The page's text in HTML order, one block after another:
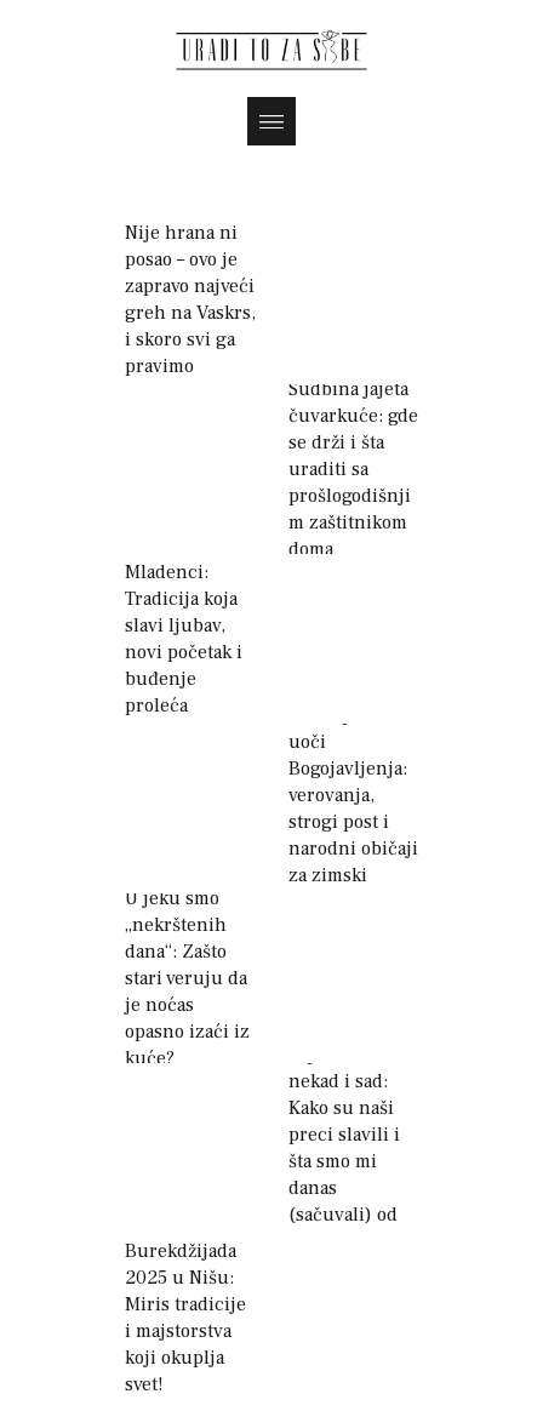
Nije hrana ni
posao – ovo je
zapravo najveći
greh na Vaskrs,
i skoro svi ga
pravimo
Sudbina jajeta
čuvarkuće: gde
se drži i šta
uraditi sa
prošlogodišnji
m zaštitnikom
doma
Mladenci:
Tradicija koja
slavi ljubav,
novi početak i
buđenje
proleća
uoči
Bogojavljenja:
verovanja,
strogi post i
narodni običaji
za zimski
U jeku smo
„nekrštenih
dana“: Zašto
stari veruju da
je noćas
opasno izaći iz
kuće?
nekad i sad:
Kako su naši
preci slavili i
šta smo mi
danas
(sačuvali) od
Burekdžijada
2025 u Nišu:
Miris tradicije
i majstorstva
koji okuplja
svet!